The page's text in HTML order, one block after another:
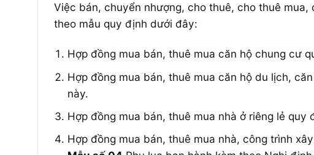
Việc bán, chuyển nhượng, cho thuê, cho thuê
theo mẫu quy định dưới đây:
Hợp đồng mua bán, thuê mua căn hộ chung cư
Hợp đồng mua bán, thuê mua căn hộ du lịch,
này.
Hợp đồng mua bán, thuê mua nhà ở riêng lẻ quy
Hợp đồng mua bán, thuê mua nhà, công trình